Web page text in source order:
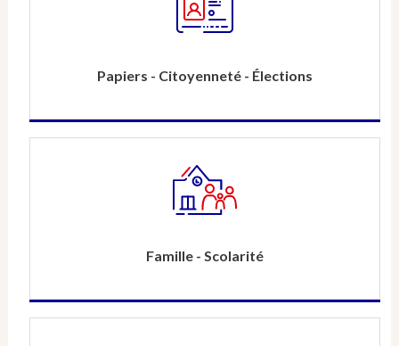
Papiers - Citoyenneté - Élections
Famille - Scolarité